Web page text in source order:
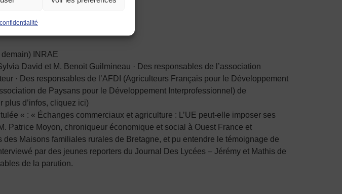
INRAE
David et M. Benoit Guilmineau · Des responsables de l’association
· Des responsables de l’AFDI (Agriculteurs Français pour le Développement
de Paysans pour le Développement Interprofessionnel) de
plus d’infos, cliquez ici)
« : « Échanges commerciaux et agriculture : L’UE peut-elle imposer ses
Patrice Moyon, chroniqueur économique et social à Ouest France et
Maisons familiales rurales de Bretagne, et pu entendre le témoignage de
par des jeunes reporters du Journal Des Lycées – Jérémy et Mathis de
de la parution.